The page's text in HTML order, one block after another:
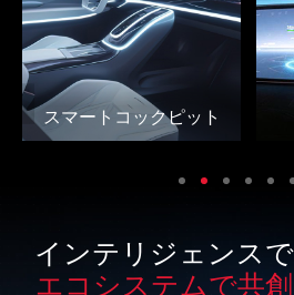
スマートコックピット
インテリジェンスで
エコシステムで共